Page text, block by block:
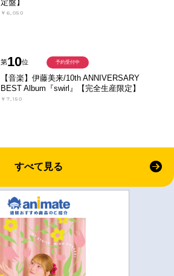
定盤】
￥6,050
第10位
【音楽】伊藤美来/10th ANNIVERSARY
BEST Album『swirl』【完全生産限定】
￥7,150
予約受付中
すべて見る